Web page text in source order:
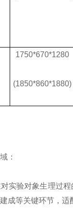
1750*670*1280
(1850*860*1880)
：
实验对象生理过
成等关键环节，适